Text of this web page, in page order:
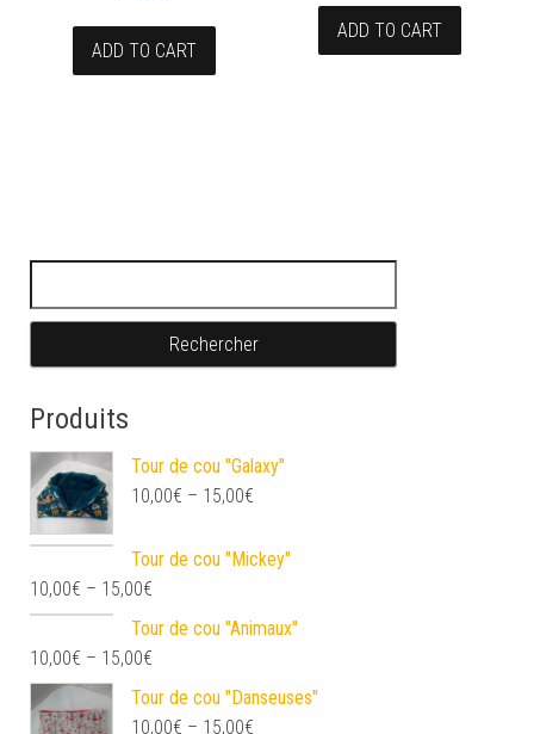
ADD TO CART
ADD TO CART
Produits
Tour de cou "Galaxy"
10,00€ – 15,00€
Tour de cou "Mickey"
10,00€ – 15,00€
Tour de cou "Animaux"
10,00€ – 15,00€
Tour de cou "Danseuses"
10,00€ – 15,00€